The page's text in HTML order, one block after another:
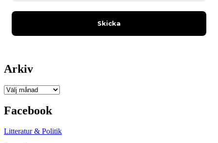
Arkiv
Arkiv
Facebook
Litteratur & Politik